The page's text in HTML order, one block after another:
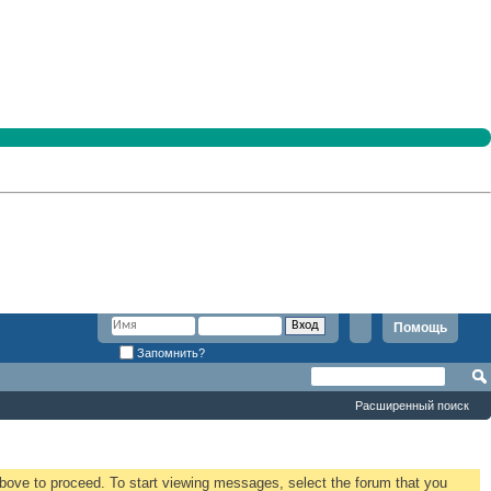
Помощь
Запомнить?
Расширенный поиск
to proceed. To start viewing messages, select the forum that you